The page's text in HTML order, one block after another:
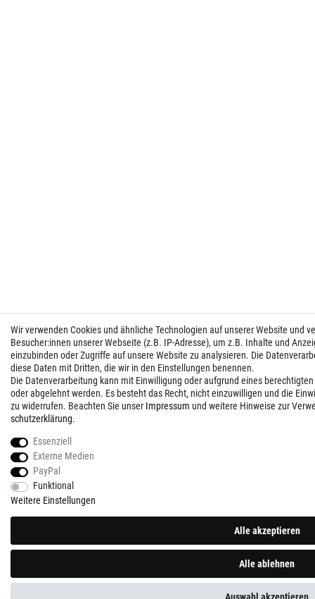
Wir verwenden Cookies und ähnliche Technologien auf unserer Website und
Besucher:innen unserer Webseite (z.B. IP-Adresse), um z.B. Inhalte und
einzubinden oder Zugriffe auf unsere Website zu analysieren. Die
diese Daten mit Dritten, die wir in den Einstellungen benennen.
Die Datenverarbeitung kann mit Einwilligung oder aufgrund eines
oder abgelehnt werden. Es besteht das Recht, nicht einzuwilligen und die
zu widerrufen. Beachten Sie unser Impressum und weitere Hinweise zur
schutz­erklärung.
Essenziell
Externe Medien
PayPal
Funktional
Weitere Einstellungen
Alle akzeptieren
Alle ablehnen
Auswahl akzeptieren